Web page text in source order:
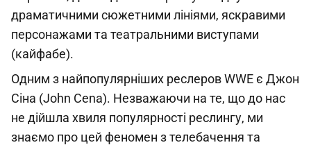
драматичними сюжетними лініями, яскравими
персонажами та театральними виступами
(кайфабе).
Одним з найпопулярніших реслеров WWE є Джон
Сіна (John Cena). Незважаючи на те, що до нас
не дійшла хвиля популярності реслингу, ми
знаємо про цей феномен з телебачення та